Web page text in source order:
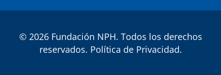
© 2026 Fundación NPH. Todos los derechos
reservados. Política de Privacidad.